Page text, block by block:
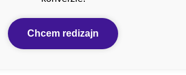
Chcem redizajn